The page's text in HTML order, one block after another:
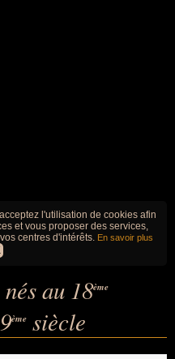
l'utilisation de cookies afin
et vous proposer des services,
centres d'intérêts. En savoir plus
nés au 18ème
ème siècle